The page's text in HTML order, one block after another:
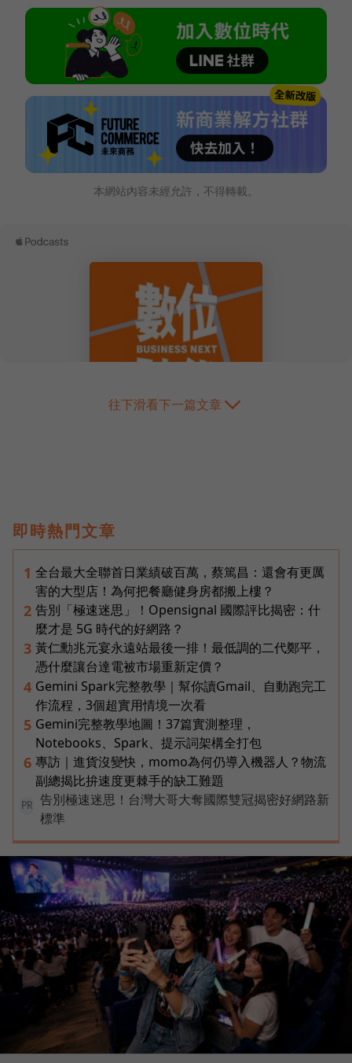
本網站內容未經允許，不得轉載。
往下滑看下一篇文章
即時熱門文章
1 全台最大全聯首日業績破百萬，蔡篤昌：還會有更厲
害的大型店！為何把餐廳健身房都搬上樓？
2 告別「極速迷思」！Opensignal 國際評比揭密：什
麼才是 5G 時代的好網路？
3 黃仁勳兆元宴永遠站最後一排！最低調的二代鄭平，
憑什麼讓台達電被市場重新定價？
4 Gemini Spark完整教學｜幫你讀Gmail、自動跑完工
作流程，3個超實用情境一次看
5 Gemini完整教學地圖！37篇實測整理，
Notebooks、Spark、提示詞架構全打包
6 專訪｜進貨沒變快，momo為何仍導入機器人？物流
副總揭比拚速度更棘手的缺工難題
PR
告別極速迷思！台灣大哥大奪國際雙冠揭密好網路新
標準